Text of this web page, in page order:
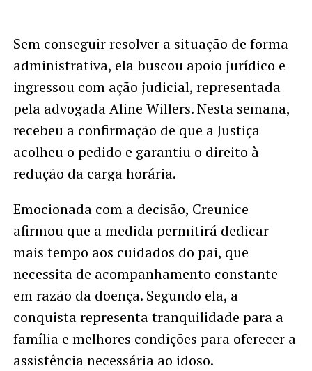
Sem conseguir resolver a situação de forma
administrativa, ela buscou apoio jurídico e
ingressou com ação judicial, representada
pela advogada Aline Willers. Nesta semana,
recebeu a confirmação de que a Justiça
acolheu o pedido e garantiu o direito à
redução da carga horária.
Emocionada com a decisão, Creunice
afirmou que a medida permitirá dedicar
mais tempo aos cuidados do pai, que
necessita de acompanhamento constante
em razão da doença. Segundo ela, a
conquista representa tranquilidade para a
família e melhores condições para oferecer a
assistência necessária ao idoso.